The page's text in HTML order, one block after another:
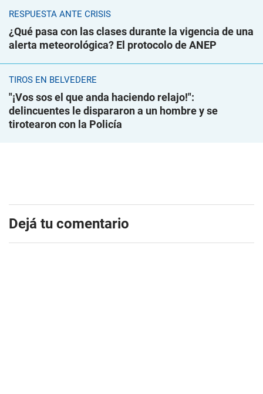
RESPUESTA ANTE CRISIS
¿Qué pasa con las clases durante la vigencia de una
alerta meteorológica? El protocolo de ANEP
TIROS EN BELVEDERE
"¡Vos sos el que anda haciendo relajo!":
delincuentes le dispararon a un hombre y se
tirotearon con la Policía
Dejá tu comentario